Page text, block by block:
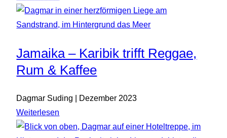
Jamaika – Karibik trifft Reggae,
Rum & Kaffee
Dagmar Suding | Dezember 2023
Weiterlesen